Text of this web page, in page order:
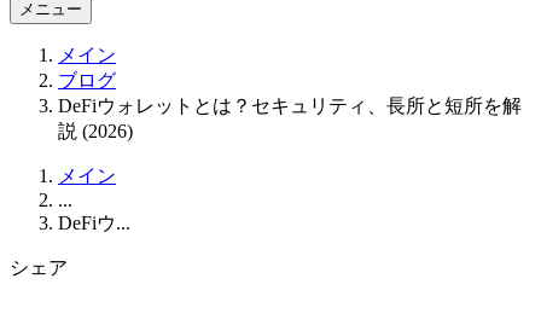
メニュー
メイン
ブログ
DeFiウォレットとは？セキュリティ、長所と短所を解
説 (2026)
メイン
...
DeFiウ...
シェア